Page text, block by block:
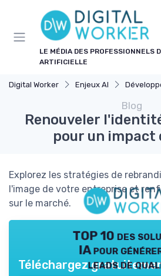
LE MÉDIA DES PROFESSIONNELS
ARTIFICIELLE
Digital Worker Enjeux AI
Blog
Renouveler
pour un impact
Explorez les stratégies de
l'image de votre entreprise et
sur le marché.
TOP 10 des
IA pour
leads de
Téléchargez